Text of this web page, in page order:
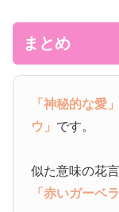
まとめ
「神秘的な愛」
ウ」 です。
似た意味の花
「赤いガーベラ